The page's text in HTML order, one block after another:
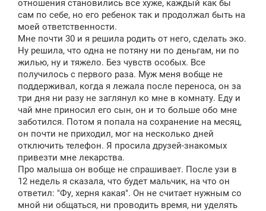
отношения становились все хуже, каждый как бы
сам по себе, но его ребенок так и продолжал быть на
моей ответственности.
Мне почти 30 и я решила родить от него, сделать эко.
Ну решила, что одна не потяну ни по деньгам, ни по
жилью, ну и тяжело. Без чувств особых. Все
получилось с первого раза. Муж меня вобще не
поддерживал, когда я лежала после переноса, он за
три дня ни разу не заглянул ко мне в комнату. Еду и
чай мне приносил его сын, он и то больше обо мне
заботился. Потом я попала на сохранение на месяц,
он почти не приходил, мог на несколько дней
отключить телефон. Я просила друзей-знакомых
привезти мне лекарства.
Про малыша он вобще не спрашивает. После узи в
12 недель я сказала, что будет мальчик, на что он
ответил: "Фу, херня какая". Он не считает нужным со
мной ни общаться, ни проводить время, ни уделять